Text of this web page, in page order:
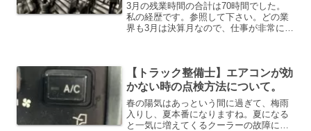
3月の残業時間の合計は70時間でした。
私の経歴です。参照して下さい。どの業
界も3月は決算月なので、仕事が非常に忙
ロナ感染・濃厚接触者...
【トラック整備士】エアコンが効
かない時の点検方法について。
春の陽気はあっという間に過ぎて、梅雨
入りし、夏本番になりますね。夏になる
と一気に増えてくるクーラーの故障につ